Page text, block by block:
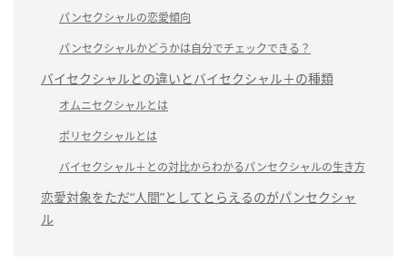
パンセクシャルの恋愛傾向
パンセクシャルかどうかは自分でチェックできる？
バイセクシャルとの違いとバイセクシャル＋の種類
オムニセクシャルとは
ポリセクシャルとは
バイセクシャル＋との対比からわかるパンセクシャルの生き方
恋愛対象をただ“人間”としてとらえるのがパンセクシャ
ル